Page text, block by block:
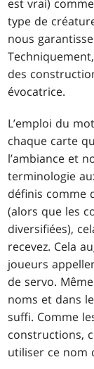
est vrai)
type de
nous
des
évocatrice.
L’emploi du
chaque carte
l’ambiance et
terminologie
définis comme
(alors que les
diversifiées),
recevez. Cela
joueurs
de servo.
noms et dans
suffi. Comme
constructions,
utiliser ce nom